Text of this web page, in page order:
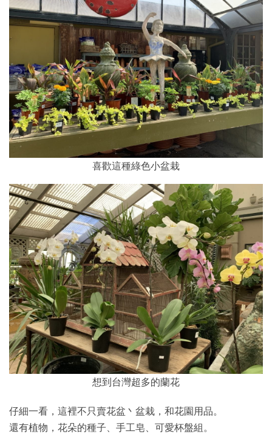
喜歡這種綠色小盆栽
想到台灣超多的蘭花
仔細一看，這裡不只賣花盆丶盆栽，和花園用品。
還有植物，花朵的種子、手工皂、可愛杯盤組。